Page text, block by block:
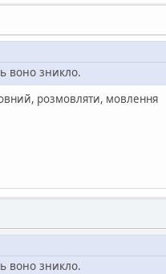
воно зникло.
розмовляти, мовлення
воно зникло.